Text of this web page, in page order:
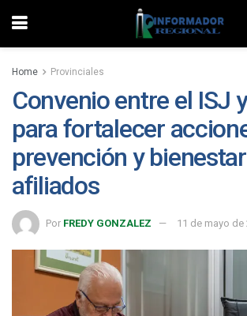
Home Provinciales
Convenio entre el ISJ
para fortalecer
prevención y
afiliados
Por FREDY GONZALEZ 11 de mayo de